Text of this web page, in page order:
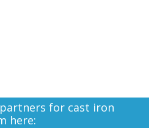
for cast iron
here: